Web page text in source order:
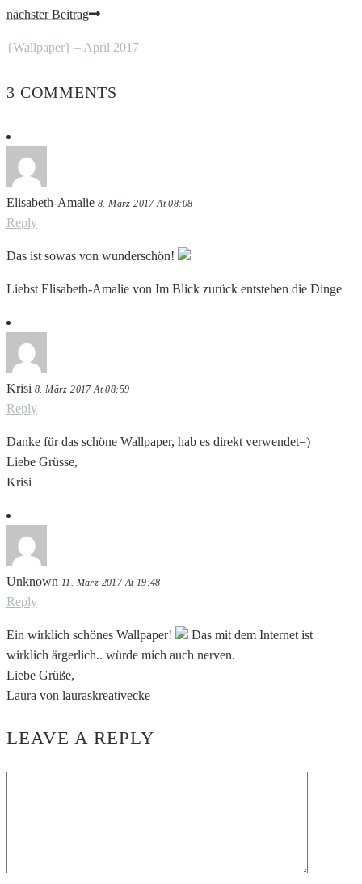
nächster Beitrag
{Wallpaper} – April 2017
3 COMMENTS
Elisabeth-Amalie 8. März 2017 At 08:08
Reply
Das ist sowas von wunderschön!
Liebst Elisabeth-Amalie von Im Blick zurück entstehen die Dinge
Krisi 8. März 2017 At 08:59
Reply
Danke für das schöne Wallpaper, hab es direkt verwendet=)
Liebe Grüsse,
Krisi
Unknown 11. März 2017 At 19:48
Reply
Ein wirklich schönes Wallpaper!
Das mit dem Internet ist
wirklich ärgerlich.. würde mich auch nerven.
Liebe Grüße,
Laura von lauraskreativecke
LEAVE A REPLY